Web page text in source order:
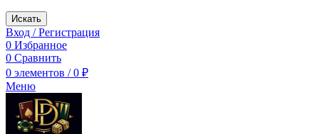
Искать
Вход / Регистрация
0 Избранное
0 Сравнить
0 элементов / 0 ₽
Меню